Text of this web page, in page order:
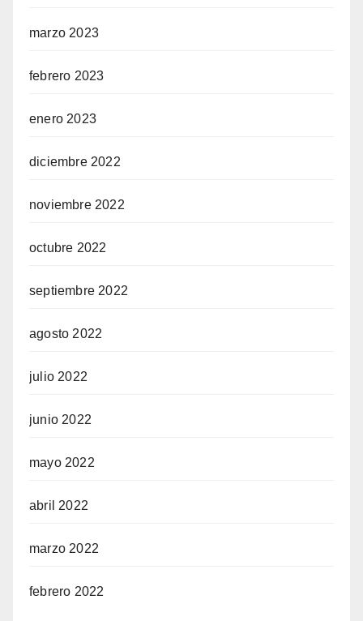
marzo 2023
febrero 2023
enero 2023
diciembre 2022
noviembre 2022
octubre 2022
septiembre 2022
agosto 2022
julio 2022
junio 2022
mayo 2022
abril 2022
marzo 2022
febrero 2022